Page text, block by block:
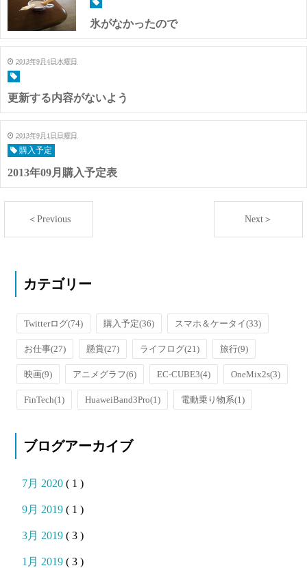
氷がなかったので
2013年9月4日水曜日
更新する内容がないよう
2013年9月1日日曜日
購入予定
2013年09月購入予定表
＜Previous Next＞
カテゴリー
Twitterログ(74) 購入予定(36) スマホ＆ケータイ(33)
お仕事(27) 懸賞(27) ライフログ(21) 旅行(9)
映画(9) アニメグラフ(6) EC-CUBE3(4) OneMix2s(3)
FinTech(1) HuaweiBand3Pro(1) 電動乗り物系(1)
ブログアーカイブ
7月 2020( 1 )
9月 2019( 1 )
3月 2019( 3 )
1月 2019( 3 )